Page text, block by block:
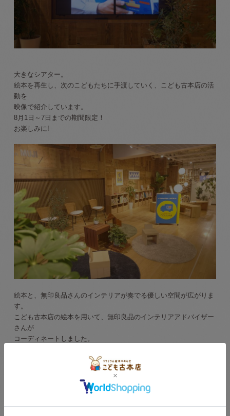
大きなシアター。
絵本を再生し、次のこどもたちに手渡していく、こども古本店の活
動を
映像で紹介しています。
8月1日～7日までの期間限定！
お楽しみに!
絵本と、無印良品さんのインテリアが奏でる優しい空間が広がりま
す。
こども古本店の絵本を用いて、無印良品のインテリアアドバイザー
さんが
コーディネートしました。
手前側が、庭の空間を表現しているそうです。
この空間では、8月7日（日）に中島ひであきの読み聞かせライブが